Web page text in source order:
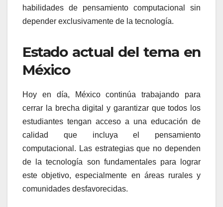
habilidades de pensamiento computacional sin
depender exclusivamente de la tecnología.
Estado actual del tema en
México
Hoy en día, México continúa trabajando para
cerrar la brecha digital y garantizar que todos los
estudiantes tengan acceso a una educación de
calidad que incluya el pensamiento
computacional. Las estrategias que no dependen
de la tecnología son fundamentales para lograr
este objetivo, especialmente en áreas rurales y
comunidades desfavorecidas.